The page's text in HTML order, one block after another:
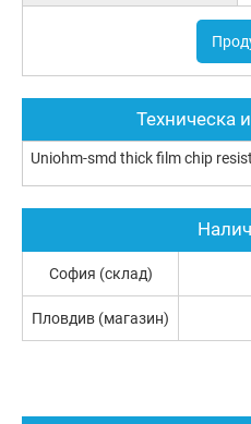
Техническа
Uniohm-smd thick film chip
София (склад)
Пловдив (магазин)